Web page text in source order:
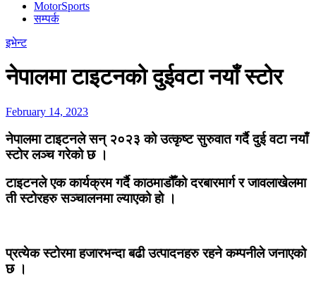
MotorSports
सम्पर्क
इभेन्ट
नेपालमा टाइटनको दुईवटा नयाँ स्टोर
February 14, 2023
नेपालमा टाइटनले सन् २०२३ को उत्कृष्ट सुरुवात गर्दै दुई वटा नयाँ
स्टोर लञ्च गरेको छ ।
टाइटनले एक कार्यक्रम गर्दै काठमाडौँको दरबारमार्ग र जावलाखेलमा
ती स्टोरहरु सञ्चालनमा ल्याएको हो ।
प्रत्येक स्टोरमा हजारभन्दा बढी उत्पादनहरु रहने कम्पनीले जनाएको
छ ।